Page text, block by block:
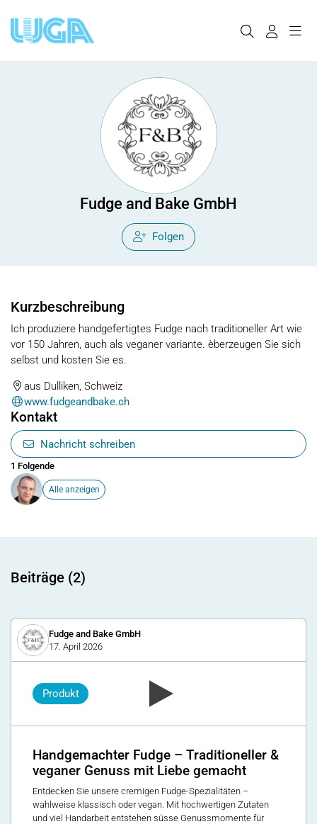
Fudge and Bake GmbH
Folgen
Kurzbeschreibung
Ich produziere handgefertigtes Fudge nach traditioneller Art wie
vor 150 Jahren, auch als veganer variante. èberzeugen Sie sich
selbst und kosten Sie es.
aus Dulliken, Schweiz
www.fudgeandbake.ch
Kontakt
Nachricht schreiben
1 Folgende
Alle anzeigen
Beiträge (2)
Fudge and Bake GmbH
17. April 2026
Produkt
Handgemachter Fudge – Traditioneller &
veganer Genuss mit Liebe gemacht
Entdecken Sie unsere cremigen Fudge-Spezialitäten –
wahlweise klassisch oder vegan. Mit hochwertigen Zutaten
und viel Handarbeit entstehen süsse Genussmomente für